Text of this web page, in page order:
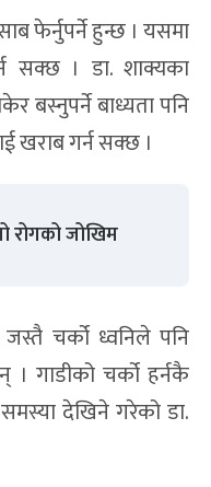
फेर्नुपर्ने हुन्छ । यसमा
सक्छ । डा. शाक्यका
बस्नुपर्ने बाध्यता पनि
खराब गर्न सक्छ ।
रोगको जोखिम
चर्को ध्वनिले पनि
गाडीको चर्को हर्नकै
देखिने गरेको डा.